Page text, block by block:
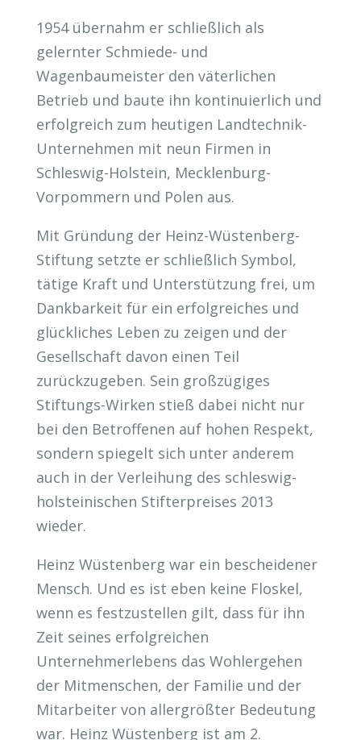
1954 übernahm er schließlich als
gelernter Schmiede- und
Wagenbaumeister den väterlichen
Betrieb und baute ihn kontinuierlich und
erfolgreich zum heutigen Landtechnik-
Unternehmen mit neun Firmen in
Schleswig-Holstein, Mecklenburg-
Vorpommern und Polen aus.
Mit Gründung der Heinz-Wüstenberg-
Stiftung setzte er schließlich Symbol,
tätige Kraft und Unterstützung frei, um
Dankbarkeit für ein erfolgreiches und
glückliches Leben zu zeigen und der
Gesellschaft davon einen Teil
zurückzugeben. Sein großzügiges
Stiftungs-Wirken stieß dabei nicht nur
bei den Betroffenen auf hohen Respekt,
sondern spiegelt sich unter anderem
auch in der Verleihung des schleswig-
holsteinischen Stifterpreises 2013
wieder.
Heinz Wüstenberg war ein bescheidener
Mensch. Und es ist eben keine Floskel,
wenn es festzustellen gilt, dass für ihn
Zeit seines erfolgreichen
Unternehmerlebens das Wohlergehen
der Mitmenschen, der Familie und der
Mitarbeiter von allergrößter Bedeutung
war. Heinz Wüstenberg ist am 2.